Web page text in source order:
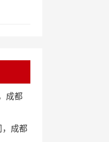
成都
，成都